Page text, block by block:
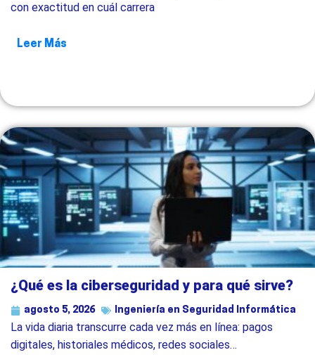
con exactitud en cuál carrera
Leer Más
¿Qué es la ciberseguridad y para qué sirve?
agosto 5, 2026 Ingeniería en Seguridad Informática
La vida diaria transcurre cada vez más en línea: pagos
digitales, historiales médicos, redes sociales…